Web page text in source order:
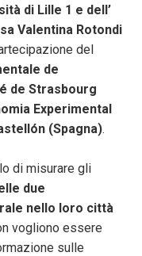
di Lille 1 e dell’
Valentina Rotondi
del
de
de Strasbourg
Experimental
(Spagna).
di misurare gli
due
nello loro città
vogliono essere
sulle